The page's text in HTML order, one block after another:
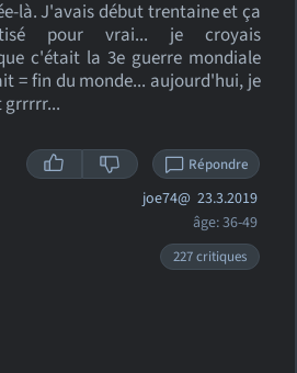
là. J'avais début trentaine et ça
pour vrai... je croyais
c'était la 3e guerre mondiale
= fin du monde... aujourd'hui, je
grrrrr...
Répondre
joe74@ 23.3.2019
âge: 36-49
227 critiques